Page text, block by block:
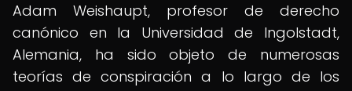
Adam Weishaupt, profesor de derecho
canónico en la Universidad de Ingolstadt,
Alemania, ha sido objeto de numerosas
teorías de conspiración a lo largo de los